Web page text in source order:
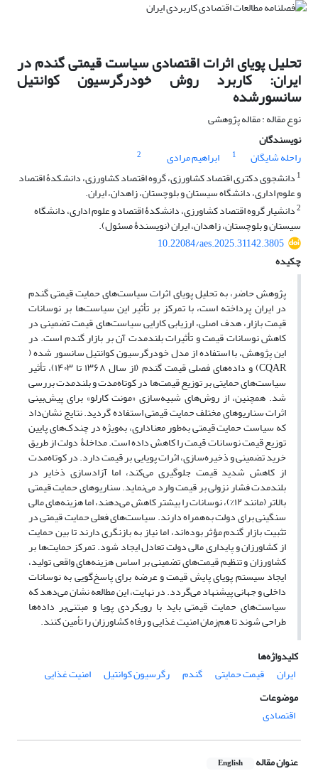
تحلیل پویای اثرات اقتصادی سیاست قیمتی گندم در
ایران: کاربرد روش خودرگرسیون کوانتیل
سانسورشده
نوع مقاله : مقاله پژوهشی
نویسندگان
راحله شایگان
1 ابراهیم مرادی
2
1 دانشجوی دکتری اقتصاد کشاورزی، گروه اقتصاد کشاورزی، دانشکدۀ اقتصاد
و علوم اداری، دانشگاه سیستان و بلوچستان، زاهدان، ایران.
2دانشیار گروه اقتصاد کشاورزی، دانشکدۀ اقتصاد و علوم اداری، دانشگاه
سیستان و بلوچستان، زاهدان، ایران (نویسندۀ مسئول).
10.22084/aes.2025.31142.3805
چکیده
پژوهش حاضر، به تحلیل پویای اثرات سیاست‌های حمایت قیمتی گندم
در ایران پرداخته است، با تمرکز بر تأثیر این سیاست‌ها بر نوسانات
قیمت بازار، هدف اصلی، ارزیابی کارایی سیاست‌های قیمت تضمینی در
کاهش نوسانات قیمت و تأثیرات بلندمدت آن بر بازار گندم است. در
این پژوهش، با استفاده از مدل خودرگرسیون کوانتیل سانسور شده (
CQAR) و داده‌های فصلی قیمت گندم (از سال ۱۳۶۸ تا ۱۴۰۳)، تأثیر
سیاست‌های حمایتی بر توزیع قیمت‌ها در کوتاه‌مدت و بلندمدت بررسی
شد. همچنین، از روش‌های شبیه‌سازی «مونت کارلو» برای پیش‌بینی
اثرات سناریوهای مختلف حمایت قیمتی استفاده گردید. نتایج نشان‌داد
که سیاست حمایت قیمتی به‌طور معناداری، به‌ویژه در چندک‌های پایین
توزیع قیمت نوسانات قیمت را کاهش داده است. مداخلۀ دولت از طریق
خرید تضمینی و ذخیره‌سازی، اثرات پویایی بر قیمت دارد. در کوتاه‌مدت
از کاهش شدید قیمت جلوگیری می‌کند، اما آزادسازی ذخایر در
بلندمدت فشار نزولی بر قیمت وارد می‌نماید. سناریوهای حمایت قیمتی
بالاتر (مانند ۱۲%)، نوسانات را بیشتر کاهش می‌دهند، اما هزینه‌های مالی
سنگینی برای دولت به‌همراه دارند. سیاست‌های فعلی حمایت قیمتی در
تثبیت بازار گندم مؤثر بوده‌اند، اما نیاز به بازنگری دارند تا بین حمایت
از کشاورزان و پایداری مالی دولت تعادل ایجاد شود. تمرکز حمایت‌ها بر
کشاورزان و تنظیم قیمت‌های تضمینی بر اساس هزینه‌های واقعی تولید،
ایجاد سیستم پویای پایش قیمت و عرضه برای پاسخ‌‌گویی به نوسانات
داخلی و جهانی پیشنهاد می‌گردد. در نهایت، این مطالعه نشان می‌دهد که
سیاست‌های حمایت قیمتی باید با رویکردی پویا و مبتنی‌بر داده‌ها
طراحی شوند تا هم‌زمان امنیت غذایی و رفاه کشاورزان را تأمین کنند.
کلیدواژه‌ها
ایران
قیمت حمایتی گندم رگرسیون کوانتیل
امنیت غذایی
موضوعات
اقتصادی
عنوان مقاله English